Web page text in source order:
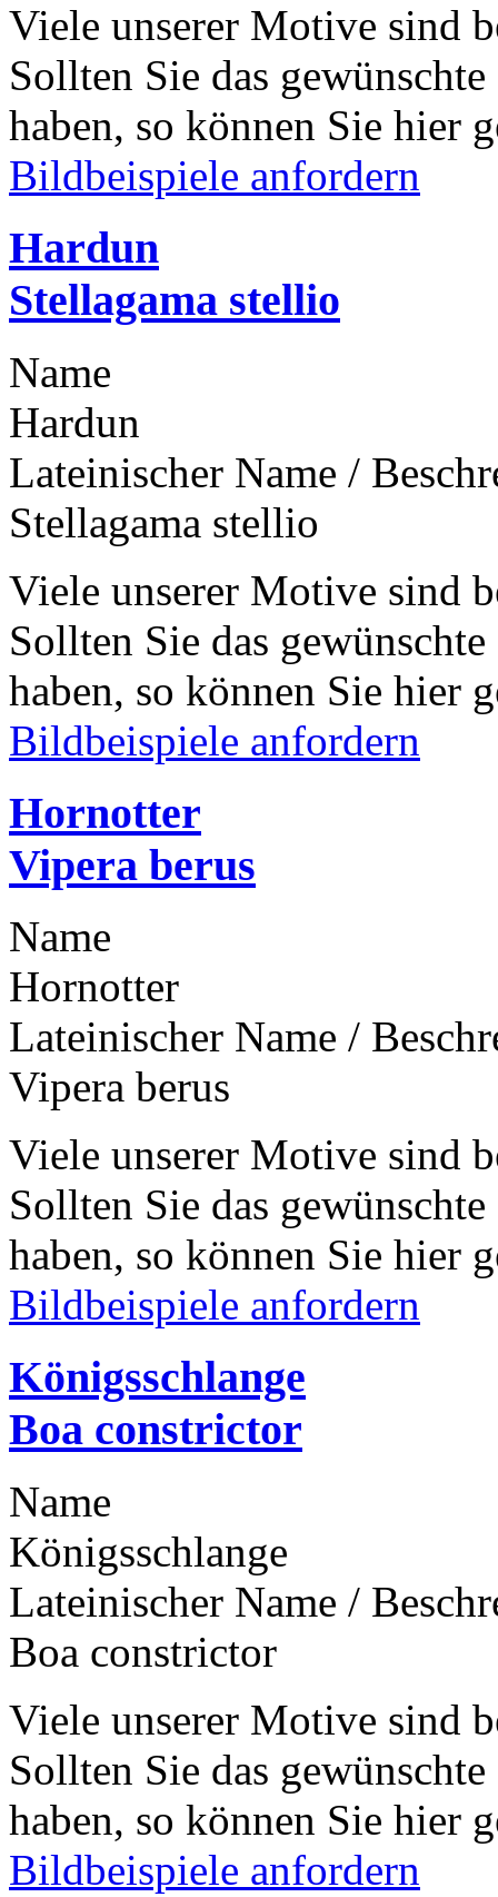
Viele unserer Motive sind
Sollten Sie das
haben, so können Sie hier
Bildbeispiele anfordern
Hardun
Stellagama stellio
Name
Hardun
Lateinischer Name /
Stellagama stellio
Viele unserer Motive sind
Sollten Sie das
haben, so können Sie hier
Bildbeispiele anfordern
Hornotter
Vipera berus
Name
Hornotter
Lateinischer Name /
Vipera berus
Viele unserer Motive sind
Sollten Sie das
haben, so können Sie hier
Bildbeispiele anfordern
Königsschlange
Boa constrictor
Name
Königsschlange
Lateinischer Name /
Boa constrictor
Viele unserer Motive sind
Sollten Sie das
haben, so können Sie hier
Bildbeispiele anfordern